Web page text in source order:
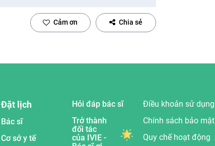
Cảm ơn Chia sẻ
Đặt lịch
Bác sĩ
Cơ sở y tế
Hỏi đáp bác sĩ
Trở thành
đối tác
của IVIE -
Điều khoản sử dụng
Chính sách bảo mật
Quy chế hoạt động